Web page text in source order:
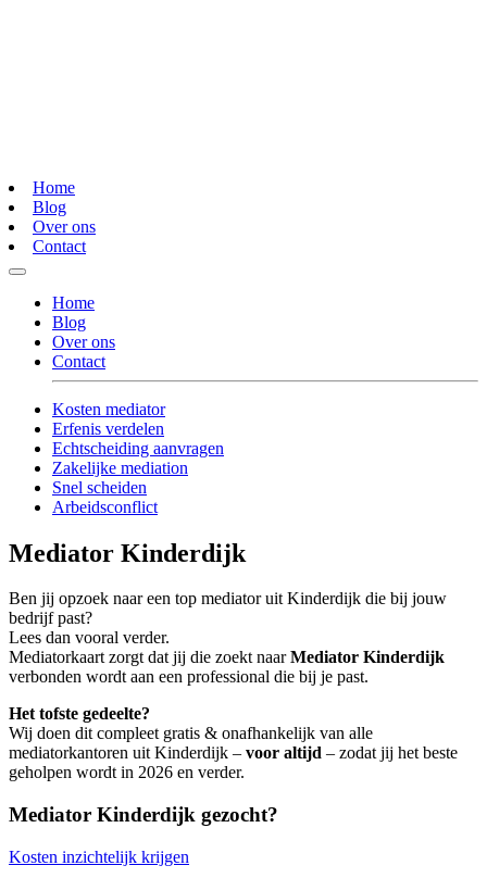
Home
Blog
Over ons
Contact
Home
Blog
Over ons
Contact
Kosten mediator
Erfenis verdelen
Echtscheiding aanvragen
Zakelijke mediation
Snel scheiden
Arbeidsconflict
Mediator Kinderdijk
Ben jij opzoek naar een top mediator uit Kinderdijk die bij jouw
bedrijf past?
Lees dan vooral verder.
Mediatorkaart zorgt dat jij die zoekt naarMediator Kinderdijk
verbonden wordt aan een professional die bij je past.
Het tofste gedeelte?
Wij doen dit compleet gratis & onafhankelijk van alle
mediatorkantoren uit Kinderdijk – voor altijd – zodat jij het beste
geholpen wordt in 2026 en verder.
Mediator Kinderdijk gezocht?
Kosten inzichtelijk krijgen